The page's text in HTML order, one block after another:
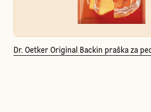
Dr. Oetker Original Backin praška za